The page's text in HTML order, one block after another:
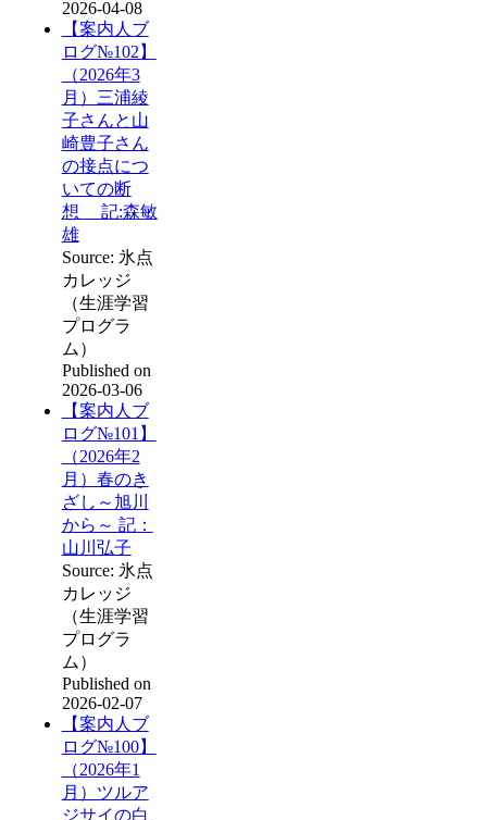
2026-04-08
【案内人ブ
ログ№102】
（2026年3
月）三浦綾
子さんと山
崎豊子さん
の接点につ
いての断
想 記:森敏
雄
Source: 氷点
カレッジ
（生涯学習
プログラ
ム）
Published on
2026-03-06
【案内人ブ
ログ№101】
（2026年2
月）春のき
ざし～旭川
から～ 記：
山川弘子
Source: 氷点
カレッジ
（生涯学習
プログラ
ム）
Published on
2026-02-07
【案内人ブ
ログ№100】
（2026年1
月）ツルア
ジサイの白